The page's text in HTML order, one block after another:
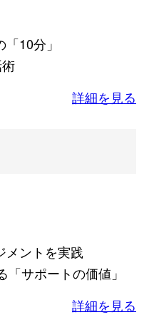
10分」
詳細を見る
メントを実践
サポートの価値」
詳細を見る